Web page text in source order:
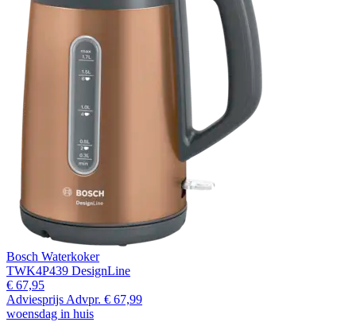
Bosch Waterkoker
TWK4P439 DesignLine
€ 67,95
Adviesprijs Advpr. € 67,99
woensdag in huis